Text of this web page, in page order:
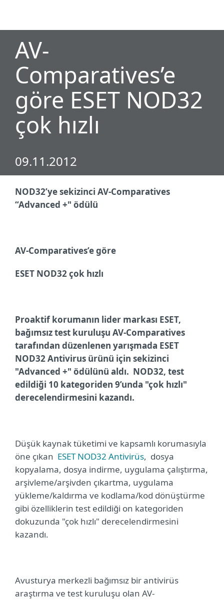
AV-
Comparatives’e
göre ESET NOD32
çok hızlı
09.11.2012
NOD32’ye sekizinci AV-Comparatives
“Advanced +" ödülü
AV-Comparatives’e göre
ESET NOD32 çok hızlı
Proaktif korumanın lider markası ESET,
bağımsız test kuruluşu AV-Comparatives
tarafından düzenlenen yarışmada ESET
NOD32 Antivirus ürünü için sekizinci
"Advanced +" ödülünü aldı. NOD32, test
edildiği 10 kategoriden 9’unda "çok hızlı"
derecelendirmesini kazandı.
Düşük kaynak tüketimi ve kapsamlı korumasıyla
öne çıkan ESET NOD32 Antivirüs, dosya
kopyalama, dosya indirme, uygulama çalıştırma,
arşivleme/arşivden çıkartma, uygulama
yükleme/kaldırma ve kodlama/kod dönüştürme
gibi özelliklerin test edildiği on kategoriden
dokuzunda "çok hızlı" derecelendirmesini
kazandı.
Avusturya merkezli bağımsız bir antivirüs
araştırma ve test kuruluşu olan AV-